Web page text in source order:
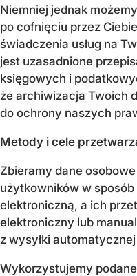
Niemniej jednak
po cofnięciu przez
świadczenia usług na
jest uzasadnione
księgowych i
że archiwizacja Twoich
do ochrony naszych
Metody i cele
Zbieramy dane
użytkowników w
elektroniczną, a ich
elektroniczny lub
z wysyłki
Wykorzystujemy